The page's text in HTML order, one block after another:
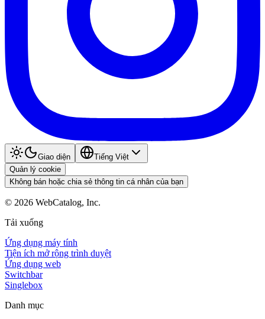
Giao diện
Tiếng Việt
Quản lý cookie
Không bán hoặc chia sẻ thông tin cá nhân của bạn
© 2026 WebCatalog, Inc.
Tải xuống
Ứng dụng máy tính
Tiện ích mở rộng trình duyệt
Ứng dụng web
Switchbar
Singlebox
Danh mục